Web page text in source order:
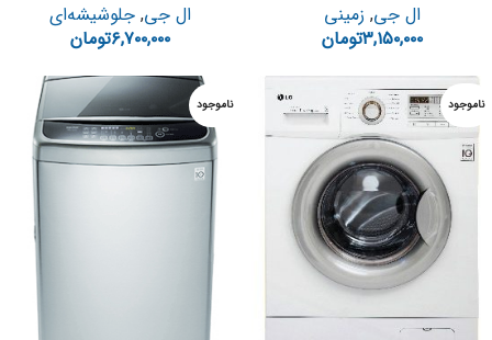
ال جی, زمینی
۳,۱۵۰,۰۰۰تومان
ال جی, جلوشیشه‌ای
۶,۷۰۰,۰۰۰تومان
ناموجود ناموجود